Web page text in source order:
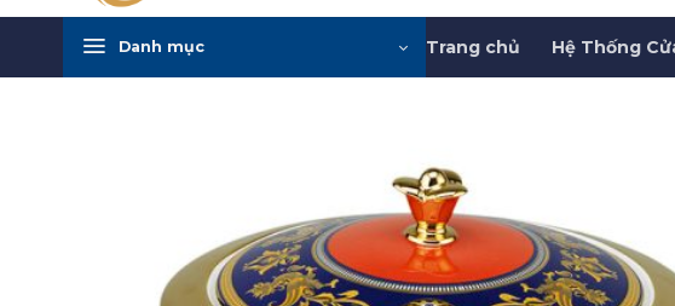
Danh mục Trang chủ Hệ Thống